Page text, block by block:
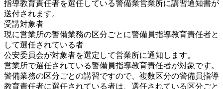
指導教育責任者を選任している警備業営業所に講習通知書が
送付されます。
受講対象者
現に営業所の警備業務の区分ごとに警備員指導教育責任者と
して選任されている者
公安委員会が対象者を選定して営業所に通知します。
営業所で選任されている警備員指導教育責任者が対象です。
警備業務の区分ごとの講習ですので、複数区分の警備員指導
教育責任者に選任されている者は、選任されている区分ごと